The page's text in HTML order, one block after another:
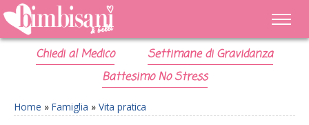
Chiedi al Medico
Settimane di Gravidanza
Battesimo No Stress
Home » Famiglia » Vita pratica